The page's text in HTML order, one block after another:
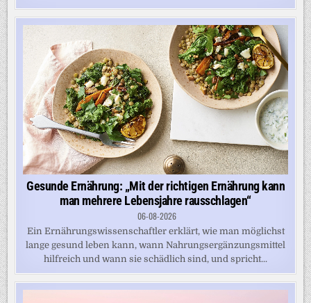
Gesunde Ernährung: „Mit der richtigen Ernährung kann
man mehrere Lebensjahre rausschlagen“
06-08-2026
Ein Ernährungswissenschaftler erklärt, wie man möglichst
lange gesund leben kann, wann Nahrungsergänzungsmittel
hilfreich und wann sie schädlich sind, und spricht...